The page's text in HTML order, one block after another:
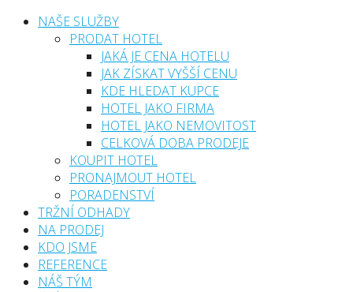
NAŠE SLUŽBY
PRODAT HOTEL
JAKÁ JE CENA HOTELU
JAK ZÍSKAT VYŠŠÍ CENU
KDE HLEDAT KUPCE
HOTEL JAKO FIRMA
HOTEL JAKO NEMOVITOST
CELKOVÁ DOBA PRODEJE
KOUPIT HOTEL
PRONAJMOUT HOTEL
PORADENSTVÍ
TRŽNÍ ODHADY
NA PRODEJ
KDO JSME
REFERENCE
NÁŠ TÝM